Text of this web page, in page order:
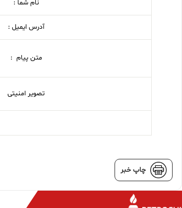
نام شما :
آدرس ایمیل :
متن پیام :
تصویر امنیتی
چاپ خبر